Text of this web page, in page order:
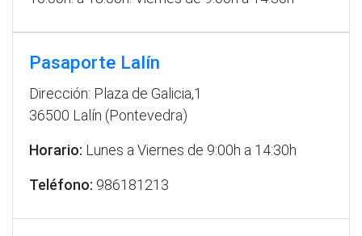
Pasaporte Lalín
Dirección: Plaza de Galicia,1
36500 Lalín (Pontevedra)
Horario: Lunes a Viernes de 9:00h a 14:30h
Teléfono: 986181213